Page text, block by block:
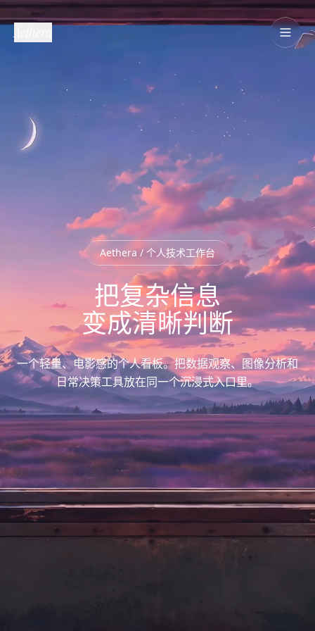
Aethera / 个人技术工作台
把复杂信息
变成清晰判断
一个轻量、电影感的个人看板。把数据观察、图像分析和
日常决策工具放在同一个沉浸式入口里。